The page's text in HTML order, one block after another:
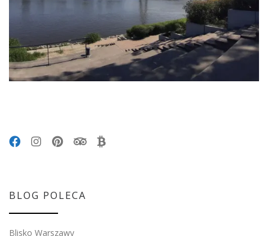
BLOG POLECA
Blisko Warszawy